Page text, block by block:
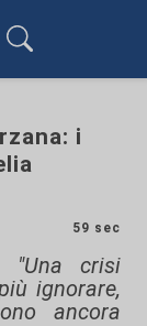
i
59 sec
"Una crisi
ignorare,
ancora